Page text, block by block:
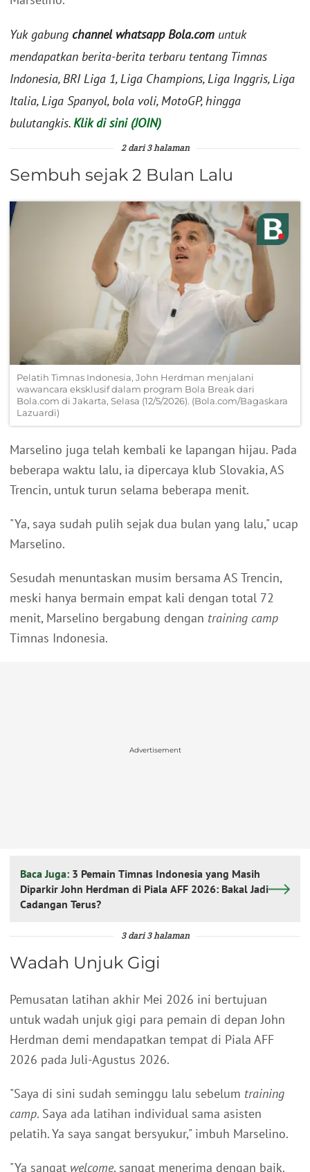
Yuk gabung channel whatsapp Bola.com untuk
mendapatkan berita-berita terbaru tentang Timnas
Indonesia, BRI Liga 1, Liga Champions, Liga Inggris, Liga
Italia, Liga Spanyol, bola voli, MotoGP, hingga
bulutangkis.Klik di sini (JOIN)
2 dari 3 halaman
Sembuh sejak 2 Bulan Lalu
Pelatih Timnas Indonesia, John Herdman menjalani
wawancara eksklusif dalam program Bola Break dari
Bola.com di Jakarta, Selasa (12/5/2026). (Bola.com/Bagaskara
Lazuardi)
Marselino juga telah kembali ke lapangan hijau. Pada
beberapa waktu lalu, ia dipercaya klub Slovakia, AS
Trencin, untuk turun selama beberapa menit.
"Ya, saya sudah pulih sejak dua bulan yang lalu," ucap
Marselino.
Sesudah menuntaskan musim bersama AS Trencin,
meski hanya bermain empat kali dengan total 72
menit, Marselino bergabung dengan training camp
Timnas Indonesia.
Advertisement
Baca Juga: 3 Pemain Timnas Indonesia yang Masih
Diparkir John Herdman di Piala AFF 2026: Bakal Jadi
Cadangan Terus?
3 dari 3 halaman
Wadah Unjuk Gigi
Pemusatan latihan akhir Mei 2026 ini bertujuan
untuk wadah unjuk gigi para pemain di depan John
Herdman demi mendapatkan tempat di Piala AFF
2026 pada Juli-Agustus 2026.
"Saya di sini sudah seminggu lalu sebelum training
camp. Saya ada latihan individual sama asisten
pelatih. Ya saya sangat bersyukur," imbuh Marselino.
"Ya sangat welcome, sangat menerima dengan baik.